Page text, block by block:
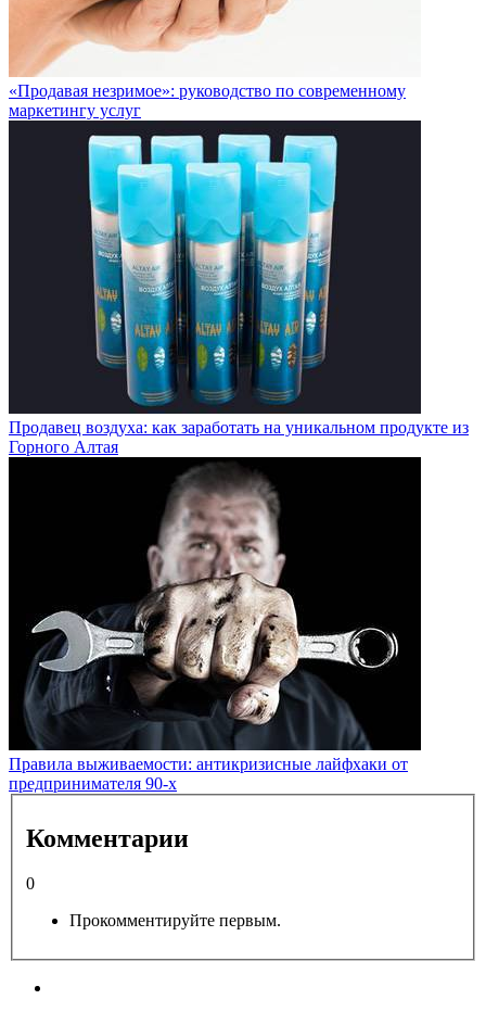
«Продавая незримое»: руководство по современному
маркетингу услуг
Продавец воздуха: как заработать на уникальном продукте из
Горного Алтая
Правила выживаемости: антикризисные лайфхаки от
предпринимателя 90-х
Комментарии
0
Прокомментируйте первым.